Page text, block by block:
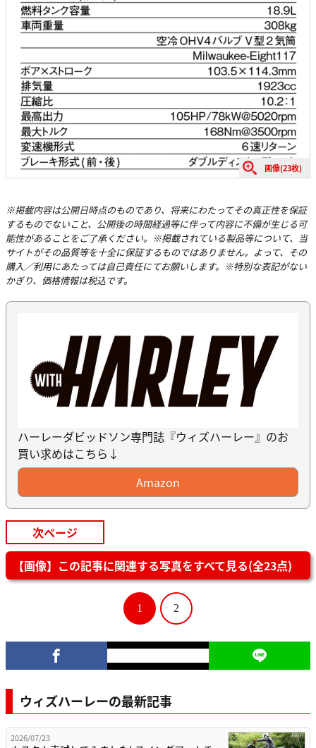
画像(23枚)
※掲載内容は公開日時点のものであり、将来にわたってその真正性を保証
するものでないこと、公開後の時間経過等に伴って内容に不備が生じる可
能性があることをご了承ください。※掲載されている製品等について、当
サイトがその品質等を十全に保証するものではありません。よって、その
購入／利用にあたっては自己責任にてお願いします。※特別な表記がない
かぎり、価格情報は税込です。
ハーレーダビッドソン専門誌『ウィズハーレー』のお
買い求めはこちら↓
Amazon
次ページ
【画像】この記事に関連する写真をすべて見る(全23点)
1 2
ウィズハーレーの最新記事
2026/07/23